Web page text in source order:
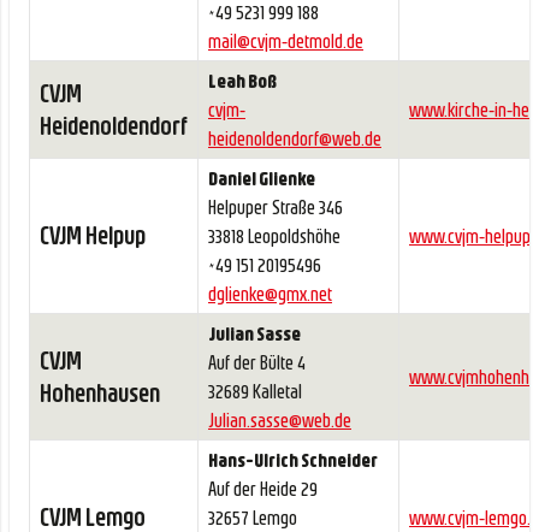
+49 5231 999 188
mail@cvjm-detmold.de
CVJM
Heidenoldendorf
Leah Boß
cvjm-
heidenoldendorf@web.de
www.kirche-in-
CVJM Helpup
Daniel Glienke
Helpuper Straße 346
33818 Leopoldshöhe
+49 151 20195496
dglienke@gmx.net
www.cvjm-
CVJM
Hohenhausen
Julian Sasse
Auf der Bülte 4
32689 Kalletal
Julian.sasse@web.de
CVJM Lemgo
Hans-Ulrich Schneider
Auf der Heide 29
32657 Lemgo
www.cvjm-